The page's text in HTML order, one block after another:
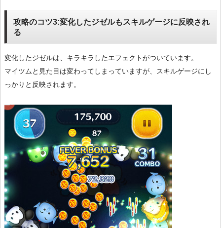
攻略のコツ3:変化したジゼルもスキルゲージに反映され
る
変化したジゼルは、キラキラしたエフェクトがついています。
マイツムと見た目は変わってしまっていますが、スキルゲージにし
っかりと反映されます。